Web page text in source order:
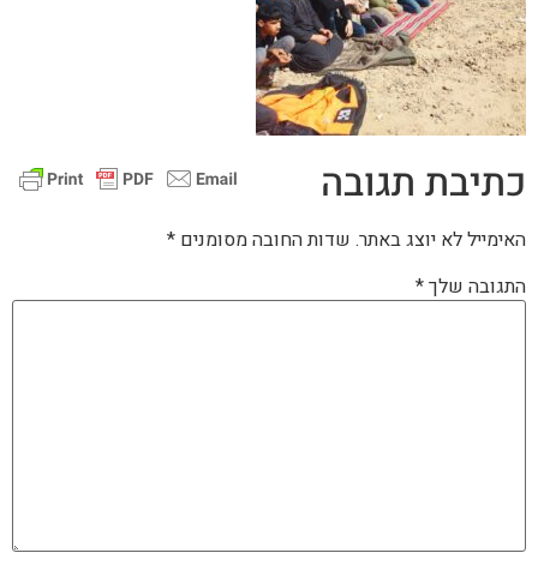
כתיבת תגובה
האימייל לא יוצג באתר. שדות החובה מסומנים *
התגובה שלך*